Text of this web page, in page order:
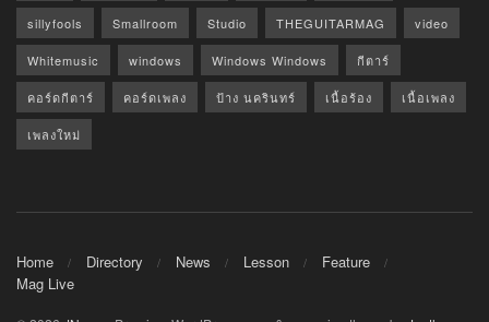
sillyfools Smallroom Studio THEGUITARMAG video
Whitemusic windows Windows Windows กีตาร์
คอร์ดกีตาร์ คอร์ดเพลง ป้าง นครินทร์ เนื้อร้อง เนื้อเพลง
เพลงใหม่
Home Directory News Lesson
Feature
Mag Live